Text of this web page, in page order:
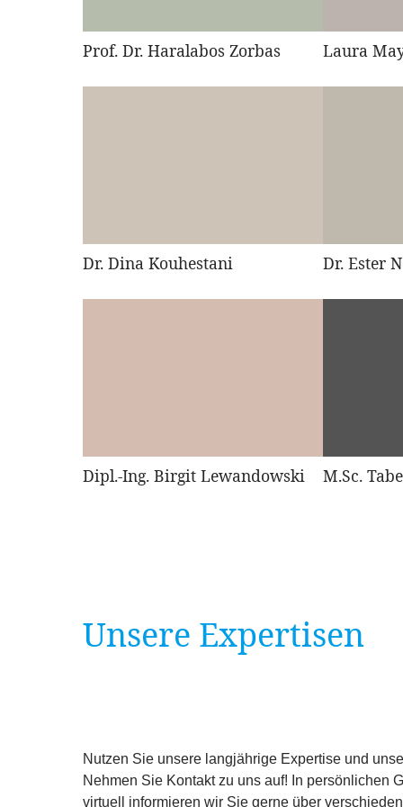
Prof. Dr. Haralabos Zorbas Laura
Dr. Dina Kouhestani Dr. Ester
Dipl.-Ing. Birgit Lewandowski M.Sc.
Unsere Expertisen
Nutzen Sie unsere langjährige Expertise und
Nehmen Sie Kontakt zu uns auf! In persönlichen
virtuell informieren wir Sie gerne über